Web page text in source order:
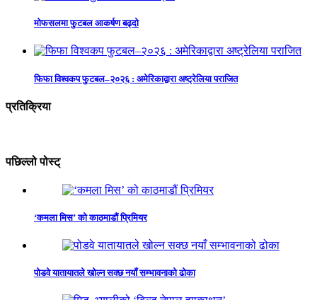
मोफसलमा फुटबल आकर्षण बढ्दो
फिफा विश्वकप फुटबल–२०२६ : अमेरिकाद्वारा अष्ट्रेलिया पराजित
प्रतिक्रिया
पछिल्लो पोस्ट्
‘कमला मिस’ को काठमाडौं प्रिमियर
पोडवे यातायातले खोल्न सक्छ नयाँ सम्भावनाको ढोका